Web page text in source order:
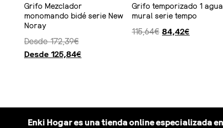
Grifo Mezclador
monomando bidé serie New
Noray
Desde172,39€
Desde 125,84€
Grifo temporizado 1 agua
mural serie tempo
115,64€ 84,42€
Enki Hogar es una tienda online especializada